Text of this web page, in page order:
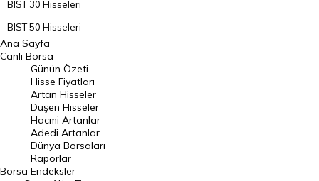
BIST 30 Hisseleri
BIST 50 Hisseleri
BIST 100 Hisseleri
En Çok Artan Hisseler
En Çok Düşen Hisseler
Hacmi Artanlar
Geçmiş Kapanışlar
Dünya Borsaları
Ana Sayfa
Canlı Borsa
Borsa
Günün Özeti
Hisse Fiyatları
Artan Hisseler
Düşen Hisseler
Hacmi Artanlar
Adedi Artanlar
Dünya Borsaları
Raporlar
Endeksler